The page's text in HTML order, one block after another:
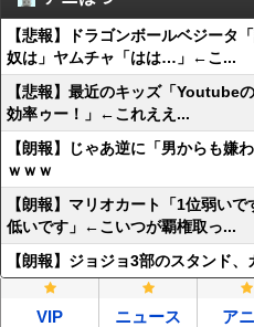
【悲報】ドラゴンボールベジータ
奴は」ヤムチャ「はは…」←こ...
【悲報】最近のキッズ「Youtube
効率ゥー！」←これええ...
【朗報】じゃあ逆に「男からも嫌
ｗｗｗ
【朗報】マリオカート「1位弱い
低いです」←こいつが覇権取っ...
【朗報】ジョジョ3部のスタンド
VIP ニュース ア